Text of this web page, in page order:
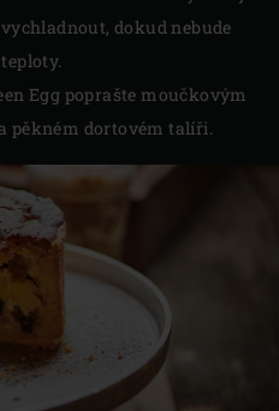
dokud nebude
Egg poprašte moučkovým
pěkném dortovém talíři.